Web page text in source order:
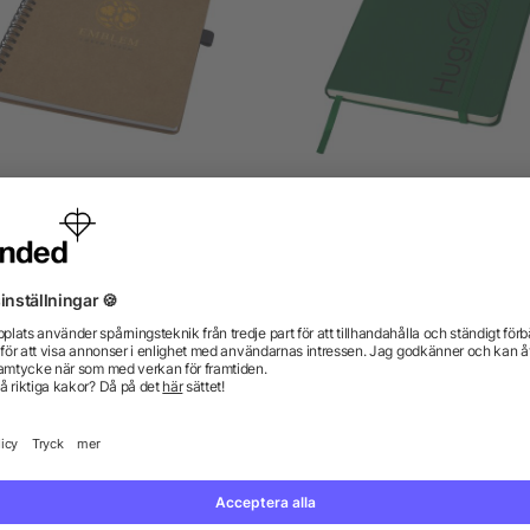
A5 tråd-o återvunnen
anteckningsbok med
mineralpapper
från 12,73 kr
Vi har svaren.